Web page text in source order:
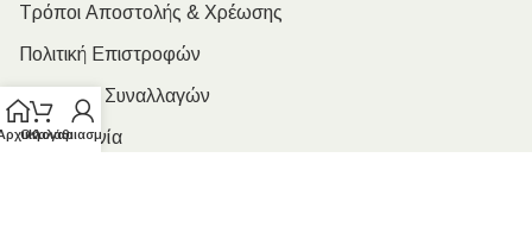
Τρόποι Αποστολής & Χρέωσης
Πολιτική Επιστροφών
Ασφάλεια Συναλλαγών
Επικοινωνία
Καλάθι
Ο λογαριασμός μου